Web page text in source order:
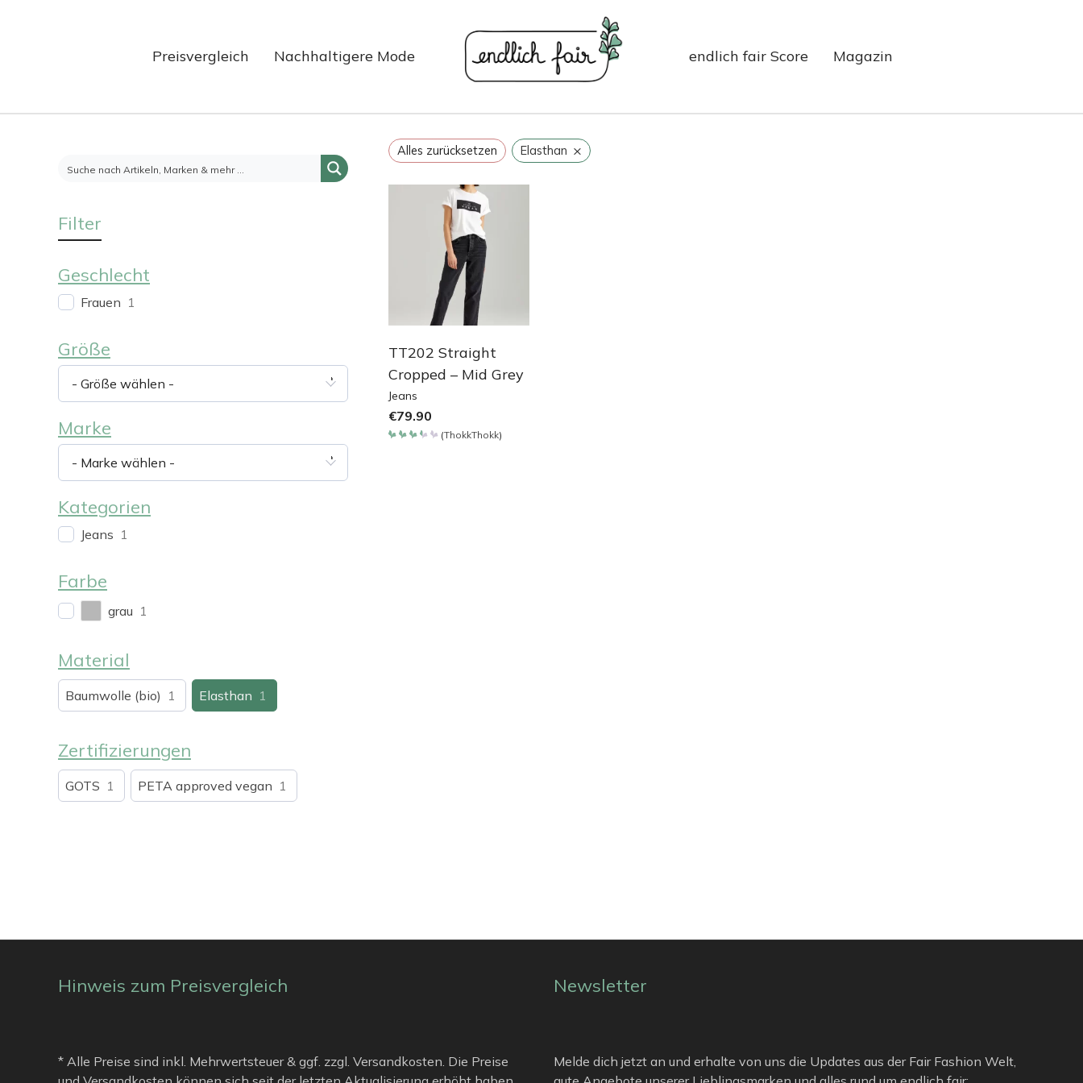
Preisvergleich Nachhaltigere Mode endlich fair Score Magazin
Alles zurücksetzen Elasthan ×
TT202 Straight
Cropped – Mid Grey
Jeans
€79.90
(ThokkThokk)
Filter
Geschlecht
Frauen 1
Größe
- Größe wählen -
Marke
- Marke wählen -
Kategorien
Jeans 1
Farbe
grau 1
Material
Baumwolle (bio) 1 Elasthan 1
Zertifizierungen
GOTS 1 PETA approved vegan 1
Hinweis zum Preisvergleich
* Alle Preise sind inkl. Mehrwertsteuer & ggf. zzgl. Versandkosten. Die Preise
Newsletter
Melde dich jetzt an und erhalte von uns die Updates aus der Fair Fashion Welt,